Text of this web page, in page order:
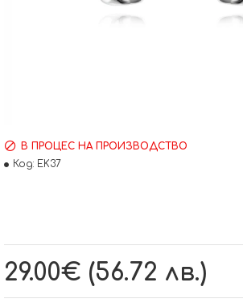
29.00€ (56.72 лв.)
В ПРОЦЕС НА ПРОИЗВОДСТВО
Код: EK37